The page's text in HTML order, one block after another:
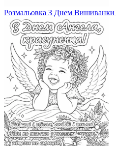
Розмальовка З Днем